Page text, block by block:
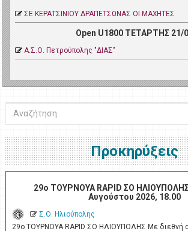
ΣΕ ΚΕΡΑΤΣΙΝΙΟΥ ΔΡΑΠΕΤΣΩΝΑΣ ΟΙ ΜΑΧΗΤΕΣ
Open U1800 ΤΕΤΑΡΤΗΣ 21/
Α.Σ.Ο. Πετρoύπολης "ΔΙΑΣ"
Προκηρύξεις
29ο ΤΟΥΡΝΟΥΑ RAPID ΣΟ
Αυγούστου 2026, 18.00
Σ.Ο. Ηλιούπολης
29ο ΤΟΥΡΝΟΥΑ RAPID ΣΟ ΗΛΙΟΥΠΟΛΗΣ Με διεθνή